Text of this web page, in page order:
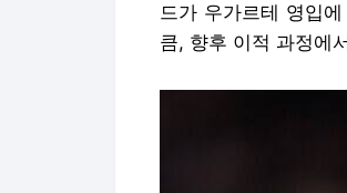
드가 우가르테 영입
큼, 향후 이적 과정에